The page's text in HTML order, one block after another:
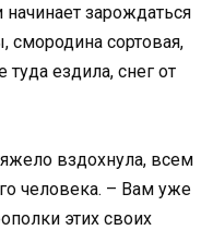
зарождаться
сортовая,
ездила, снег от
вздохнула, всем
человека. – Вам уже
этих своих